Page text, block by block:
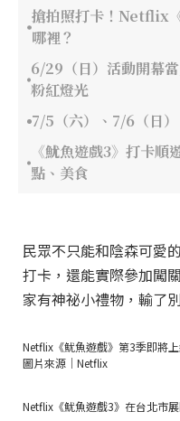
搶拍照打卡！Netflix
哪裡？
6/29（日）活動開幕
粉紅燈光
7/5（六）、7/6（日
《魷魚遊戲3》打卡順
點、美食
民眾不只能和陰森可愛
打卡，還能實際參加闖
家有神祕小禮物，輸了
Netflix《魷魚遊戲》第3季即將
圖片來源｜Netflix
Netflix《魷魚遊戲3》在台北市